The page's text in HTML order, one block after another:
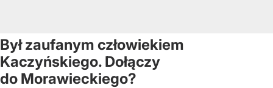
Był zaufanym człowiekiem
Kaczyńskiego. Dołączy
do Morawieckiego?